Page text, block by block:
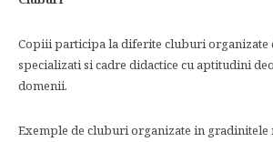
Copiii participa la diferite cluburi organizate
specializati si cadre didactice cu aptitudini
domenii.
Exemple de cluburi organizate in gradinitele